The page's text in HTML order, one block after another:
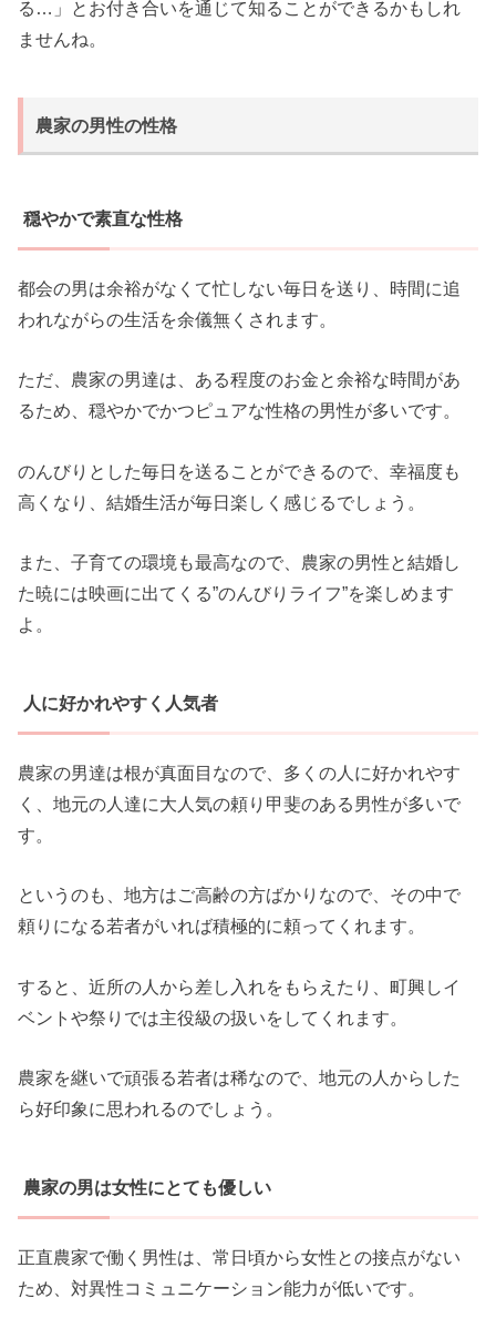
る…」とお付き合いを通じて知ることができるかもしれ
ませんね。
農家の男性の性格
穏やかで素直な性格
都会の男は余裕がなくて忙しない毎日を送り、時間に追
われながらの生活を余儀無くされます。
ただ、農家の男達は、ある程度のお金と余裕な時間があ
るため、穏やかでかつピュアな性格の男性が多いです。
のんびりとした毎日を送ることができるので、幸福度も
高くなり、結婚生活が毎日楽しく感じるでしょう。
また、子育ての環境も最高なので、農家の男性と結婚し
た暁には映画に出てくる”のんびりライフ”を楽しめます
よ。
人に好かれやすく人気者
農家の男達は根が真面目なので、多くの人に好かれやす
く、地元の人達に大人気の頼り甲斐のある男性が多いで
す。
というのも、地方はご高齢の方ばかりなので、その中で
頼りになる若者がいれば積極的に頼ってくれます。
すると、近所の人から差し入れをもらえたり、町興しイ
ベントや祭りでは主役級の扱いをしてくれます。
農家を継いで頑張る若者は稀なので、地元の人からした
ら好印象に思われるのでしょう。
農家の男は女性にとても優しい
正直農家で働く男性は、常日頃から女性との接点がない
ため、対異性コミュニケーション能力が低いです。